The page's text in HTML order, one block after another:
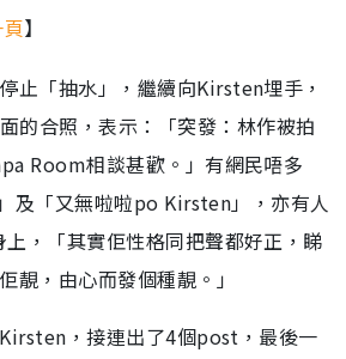
】
止「抽水」，繼續向Kirsten埋手，
的合照，表示：「突發：林作被拍
Room相談甚歡。」有網民唔多
及「又無啦啦po Kirsten」，亦有人
，「其實佢性格同把聲都好正，睇
靚，由心而發個種靚。」
，接連出了4個post，最後一